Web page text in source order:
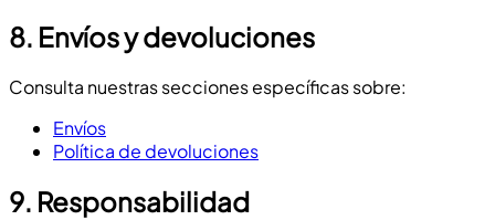
8. Envíos y devoluciones
Consulta nuestras secciones específicas sobre:
Envíos
Política de devoluciones
9. Responsabilidad